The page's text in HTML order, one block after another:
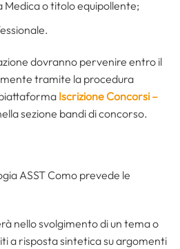
Medica o titolo equipollente;
dovranno pervenire entro il
tramite la procedura
Iscrizione Concorsi –
sezione bandi di concorso.
ASST Como prevede le
nello svolgimento di un tema o
a risposta sintetica su argomenti